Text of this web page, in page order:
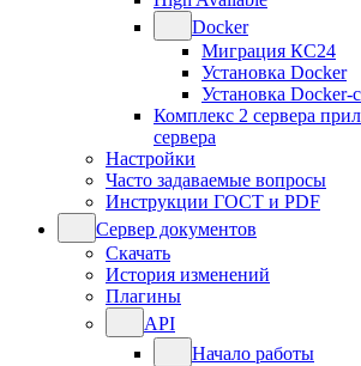
Docker
Миграция КС24
Установка Docker
Установка Docker-
Комплекс 2 сервера
сервера
Настройки
Часто задаваемые вопросы
Инструкции ГОСТ и PDF
Сервер документов
Скачать
История изменений
Плагины
API
Начало работы